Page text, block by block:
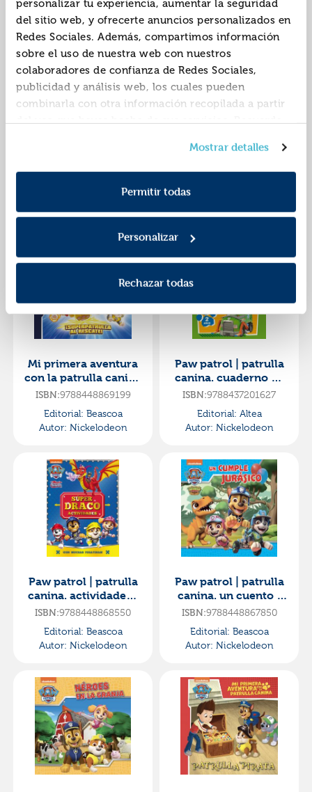
personalizar tu experiencia, aumentar la seguridad
del sitio web, y ofrecerte anuncios personalizados en
Redes Sociales. Además, compartimos información
sobre el uso de nuestra web con nuestros
colaboradores de confianza de Redes Sociales,
publicidad y análisis web, los cuales pueden
combinarla con otra información recopilada a partir
del uso que hayas hecho de sus servicios. Recuerda
consentimiento en cualquier momento. Para más
información consulta laPolítica de Cookiesy la
Política de Privacidad.
Mostrar detalles
Permitir todas
Personalizar
Rechazar todas
patrulla salva la
Beascoa
Autor:Nickelodeon
Mi primera aventura
| paw patrol - una
linda gatita en pe
Editorial:
Autor:Nickelodeon
Mi primera aventura
con la patrulla canina
| paw patrol -
ISBN:9788448869199
Editorial: Beascoa
Autor: Nickelodeon
Paw patrol | patrulla
canina. cuaderno de
vacaciones -
vacaciones (2
ISBN:9788437201627
Editorial: Altea
Autor: Nickelodeon
Paw patrol | patrulla
canina. actividades -
súper draco
muchas
ISBN:9788448868550
Editorial: Beascoa
Autor: Nickelodeon
Paw patrol | patrulla
canina. un cuento -
un cumple jurásico
ISBN:9788448867850
Editorial: Beascoa
Autor: Nickelodeon